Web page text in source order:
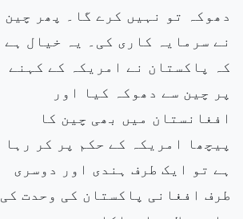
دھوکہ تو نہیں کرے گا۔ پھر چین
نے سرمایہ کاری کی۔ یہ خیال ہے
کہ پاکستان نے امریکہ کے کہنے
پر چین سے دھوکہ کیا اور
افغانستان میں بھی چین کا
پیچھا امریکہ کے حکم پر کر رہا
ہے تو ایک طرف ہندی اور دوسری
طرف افغانی پاکستان کی وحدت کی